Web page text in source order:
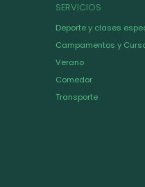
SERVICIOS
Deporte y clases
Campamentos y
Verano
Comedor
Transporte